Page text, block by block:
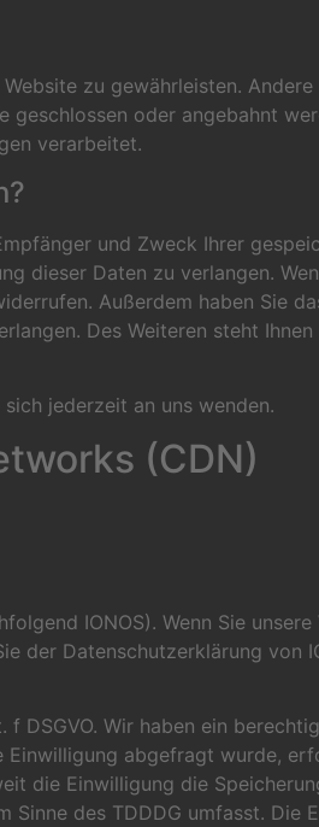
zu gewährleisten.
oder angebahnt
verarbeitet.
und Zweck Ihrer
dieser Daten zu verlangen.
Außerdem haben Sie
Des Weiteren steht
jederzeit an uns wenden.
(CDN)
IONOS). Wenn Sie
der Datenschutzerklärung von
DSGVO. Wir haben ein
abgefragt wurde,
die Einwilligung die
des TDDDG umfasst. Die